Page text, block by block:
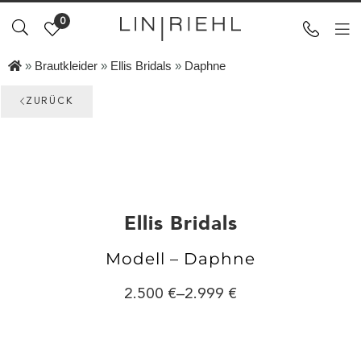
0
» Brautkleider » Ellis Bridals » Daphne
ZURÜCK
Ellis Bridals
Modell – Daphne
2.500 –2.999